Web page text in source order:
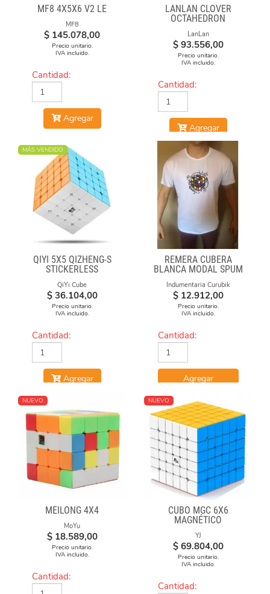
MF8 4X5X6 V2 LE
MF8
$ 145.078,00
Precio unitario.
IVA incluido.
Cantidad:
Agregar
LANLAN CLOVER
OCTAHEDRON
LanLan
$ 93.556,00
Precio unitario.
IVA incluido.
Cantidad:
Agregar
MÁS VENDIDO
QIYI 5X5 QIZHENG-S
STICKERLESS
QiYi Cube
$ 36.104,00
Precio unitario.
IVA incluido.
Cantidad:
Agregar
REMERA CUBERA
BLANCA MODAL SPUM
CUBO CON FORMULAS
Indumentaria Curubik
$ 12.912,00
Precio unitario.
IVA incluido.
Cantidad:
Agregar
NUEVO
MEILONG 4X4
MoYu
$ 18.589,00
Precio unitario.
IVA incluido.
Cantidad:
NUEVO
CUBO MGC 6X6
MAGNÉTICO
STICKERLESS
YJ
$ 69.804,00
Precio unitario.
IVA incluido.
Cantidad: